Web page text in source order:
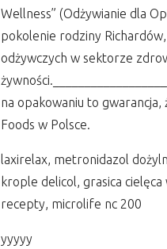
Wellness” (Odżywianie dla
pokolenie rodziny
odżywczych w sektorze
na opakowaniu to
Foods w Polsce.
laxirelax, metronidazol
krople delicol, grasica
recepty, microlife nc 200
yyyyy